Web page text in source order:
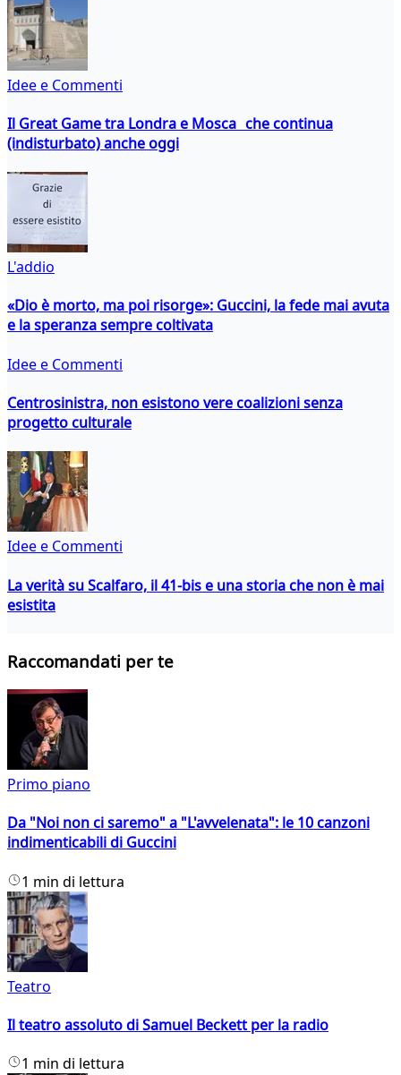
Idee e Commenti
Il Great Game tra Londra e Mosca che continua
(indisturbato) anche oggi
L'addio
«Dio è morto, ma poi risorge»: Guccini, la fede mai avuta
e la speranza sempre coltivata
Idee e Commenti
Centrosinistra, non esistono vere coalizioni senza
progetto culturale
Idee e Commenti
La verità su Scalfaro, il 41-bis e una storia che non è mai
esistita
Raccomandati per te
Primo piano
Da "Noi non ci saremo" a "L'avvelenata": le 10 canzoni
indimenticabili di Guccini
1 min di lettura
Teatro
Il teatro assoluto di Samuel Beckett per la radio
1 min di lettura